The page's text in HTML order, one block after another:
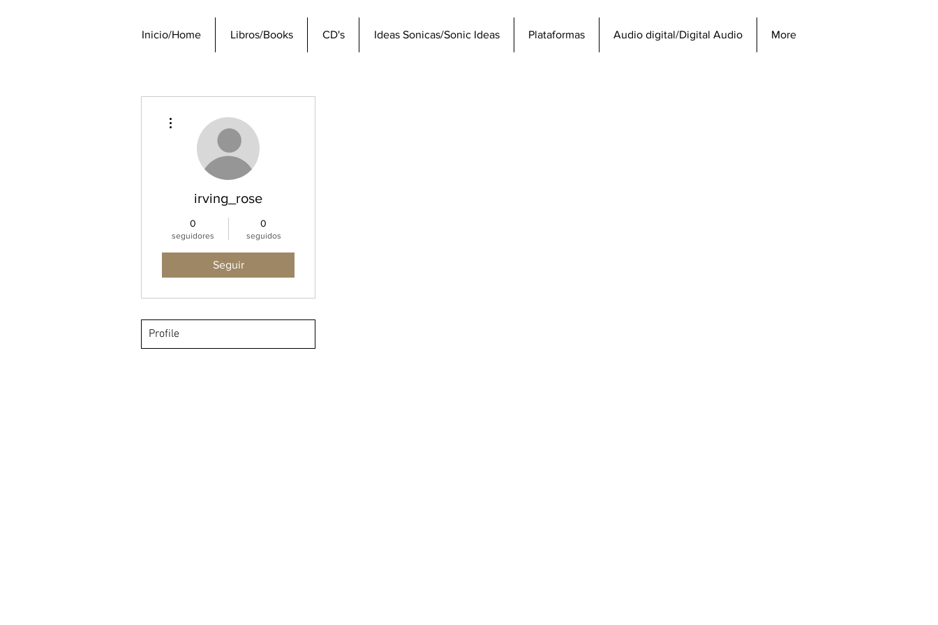
Inicio/Home Libros/Books CD's Ideas Sonicas/Sonic Ideas Plataformas Audio digital/Digital Audio More
irving_rose
0
seguidores
0
seguidos
Seguir
Profile